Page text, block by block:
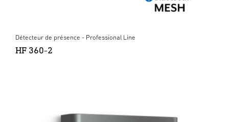
Détecteur de présence - Professional Line
HF 360-2